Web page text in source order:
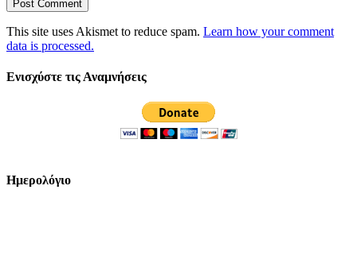
This site uses Akismet to reduce spam. Learn how your comment
data is processed.
Ενισχύστε τις Αναμνήσεις
Ημερολόγιο